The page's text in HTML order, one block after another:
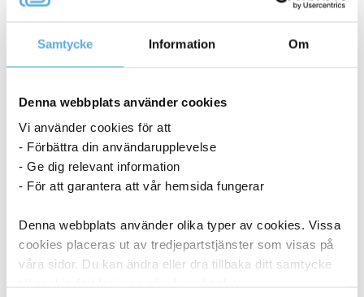
Samtycke Information Om
Denna webbplats använder cookies
Vi använder cookies för att
- Förbättra din användarupplevelse
- Ge dig relevant information
- För att garantera att vår hemsida fungerar
Denna webbplats använder olika typer av cookies. Vissa
cookies placeras ut av tredjepartstjänster som visas på
våra sidor. Du kan ändra eller dra tillbaka ditt samtycke
43,69kr
I lager
43,69 kr
I lager